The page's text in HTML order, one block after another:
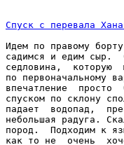
Спуск с перевала
Идем по правому
садимся и едим сыр.
седловина,  которую
по первоначальному
впечатление
спуском по склону
падает  водопад,
небольшая радуга.
пород.  Подходим к
как то не  очень